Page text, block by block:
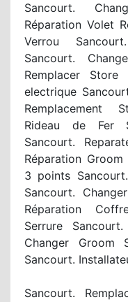
Sancourt.
Réparation Volet
Verrou
Sancourt.
Remplacer Store
electrique
Remplacement
Rideau de Fer
Sancourt.
Réparation
3 points
Sancourt.
Réparation
Serrure
Changer Groom
Sancourt.
Sancourt.